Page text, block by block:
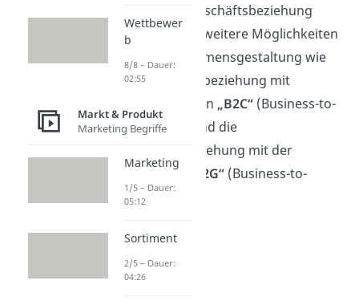
Neben der Geschäftsbeziehung
„B2B“ gibt es weitere Möglichkeiten
der Unternehmensgestaltung wie
die Geschäftsbeziehung mit
Privatpersonen „B2C“(Business-to-
Consumer) und die
Geschäftsbeziehung mit der
Regierung
„B2G“(Business-to-
Government).
Wettbewer
b
8/8 – Dauer:
02:55
Markt & Produkt
Marketing Begriffe
Marketing
1/5 – Dauer:
05:12
Sortiment
2/5 – Dauer:
04:26